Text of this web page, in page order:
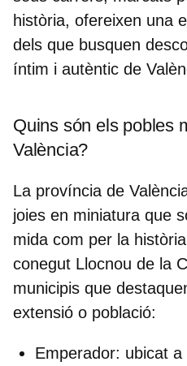
història, ofereixen una
dels que busquen
íntim i autèntic de
Quins són els pobles
València?
La província de
joies en miniatura que
mida com per la
conegut Llocnou de la
municipis que
extensió o població:
Emperador: ubicat a